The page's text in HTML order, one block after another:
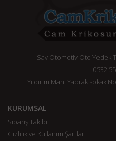
Sav Otomotiv Oto Yedek
0532
Yıldırım Mah. Yaprak sokak
KURUMSAL
Sipariş Takibi
Gizlilik ve Kullanım Şartları